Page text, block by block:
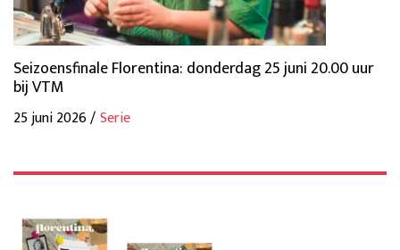
Seizoensfinale Florentina: donderdag 25 juni 20.00 uur
bij VTM
25 juni 2026 /Serie